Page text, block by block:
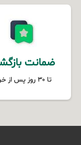
ضمانت
تا ۳۰ روز پس از خرید